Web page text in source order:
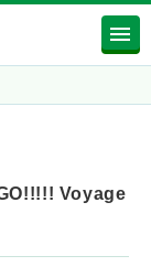
Voyage